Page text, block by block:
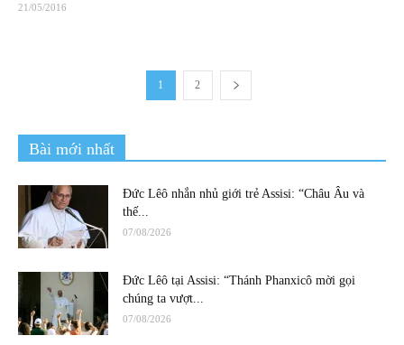
21/05/2016
1 2
Bài mới nhất
Đức Lêô nhắn nhủ giới trẻ Assisi: “Châu Âu và
thế...
07/08/2026
Đức Lêô tại Assisi: “Thánh Phanxicô mời gọi
chúng ta vượt...
07/08/2026